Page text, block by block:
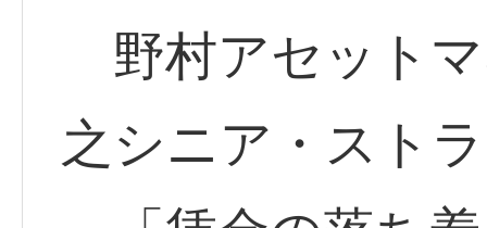
野村アセット
之シニア・スト